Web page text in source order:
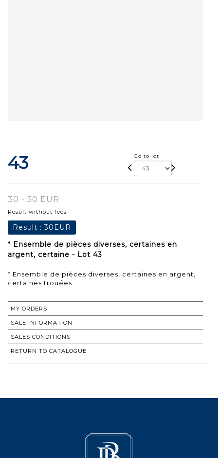
43 Go to lot
30 - 50 EUR
Result without fees
Result :30EUR
* Ensemble de pièces diverses, certaines en
argent, certaine - Lot 43
* Ensemble de pièces diverses, certaines en argent,
certaines trouées.
MY ORDERS
SALE INFORMATION
SALES CONDITIONS
RETURN TO CATALOGUE